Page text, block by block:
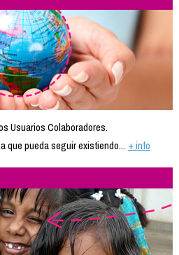
Usuarios Colaboradores.
que pueda seguir existiendo... + info